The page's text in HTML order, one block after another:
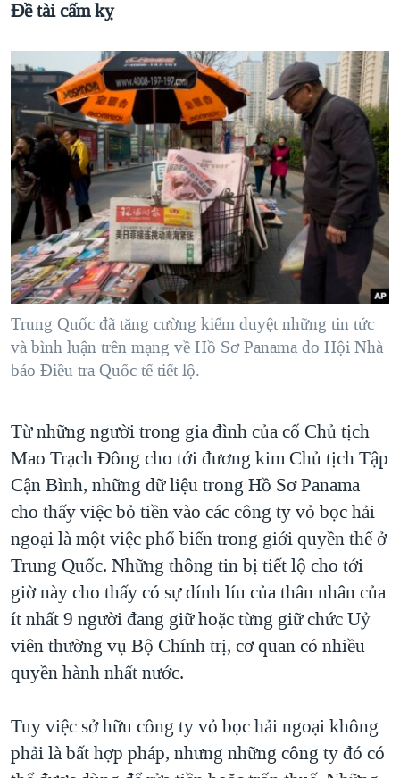
Đề tài cấm kỵ
Trung Quốc đã tăng cường kiểm duyệt những tin tức
và bình luận trên mạng về Hồ Sơ Panama do Hội Nhà
báo Điều tra Quốc tế tiết lộ.
Từ những người trong gia đình của cố Chủ tịch
Mao Trạch Đông cho tới đương kim Chủ tịch Tập
Cận Bình, những dữ liệu trong Hồ Sơ Panama
cho thấy việc bỏ tiền vào các công ty vỏ bọc hải
ngoại là một việc phổ biến trong giới quyền thế ở
Trung Quốc. Những thông tin bị tiết lộ cho tới
giờ này cho thấy có sự dính líu của thân nhân của
ít nhất 9 người đang giữ hoặc từng giữ chức Uỷ
viên thường vụ Bộ Chính trị, cơ quan có nhiều
quyền hành nhất nước.
Tuy việc sở hữu công ty vỏ bọc hải ngoại không
phải là bất hợp pháp, nhưng những công ty đó có